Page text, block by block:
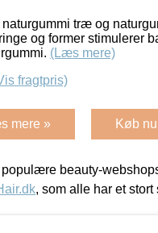
naturgummi træ og
og former stimulerer
(Læs mere)
fragtpris)
mere » Køb
populære beauty-
, som alle har et